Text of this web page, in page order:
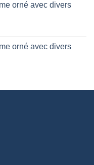
orné avec divers
orné avec divers